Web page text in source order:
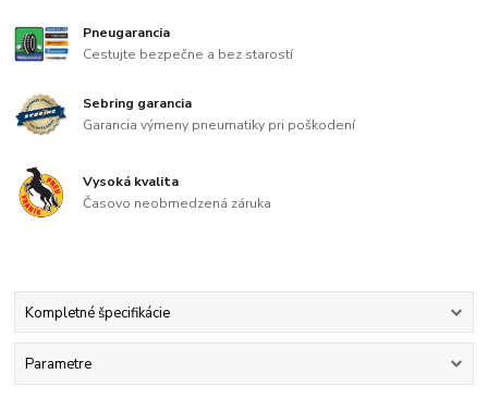
Pneugarancia
Cestujte bezpečne a bez starostí
Sebring garancia
Garancia výmeny pneumatiky pri poškodení
Vysoká kvalita
Časovo neobmedzená záruka
Kompletné špecifikácie
Parametre